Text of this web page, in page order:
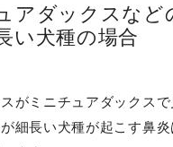
アダックスなど
い犬種の場合
がミニチュアダックス
細長い犬種が起こす鼻